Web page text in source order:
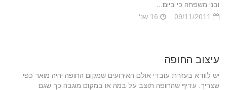
ובני משפחה כי ביום...
עיצוב החופה
יש לוודא בעזרת עובדי אולם האירועים שמקום החופה יהיה מואר כפי
שצריך. עדיף שהחופה תוצב על במה או במקום מוגבה כך שגם